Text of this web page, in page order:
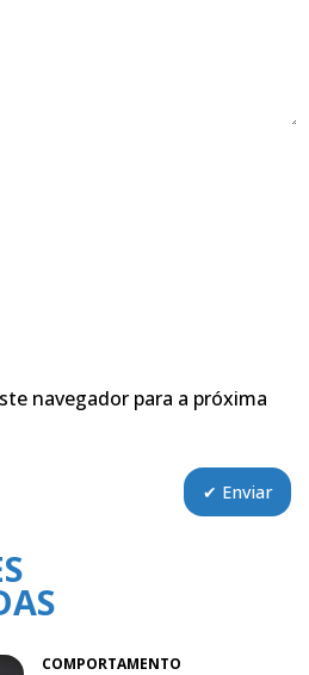
navegador para a próxima
COMPORTAMENTO